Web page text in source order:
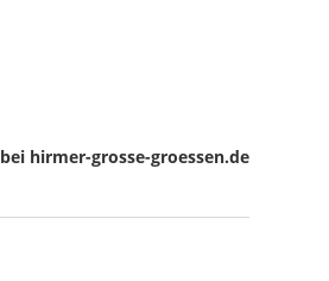
bei hirmer-grosse-groessen.de